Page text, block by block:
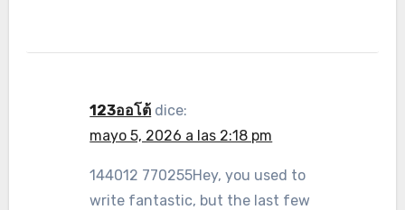
123ออโต้ dice:
mayo 5, 2026 a las 2:18 pm
144012 770255Hey, you used to
write fantastic, but the last few